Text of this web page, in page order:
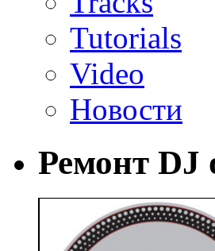
Tutorials
Video
Новости
Ремонт DJ